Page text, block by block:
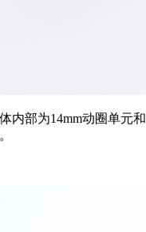
内部为14mm动圈单元